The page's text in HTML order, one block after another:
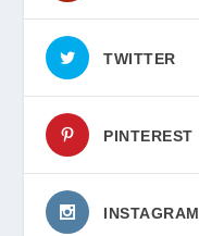
TWITTER
PINTEREST
INSTAGRAM